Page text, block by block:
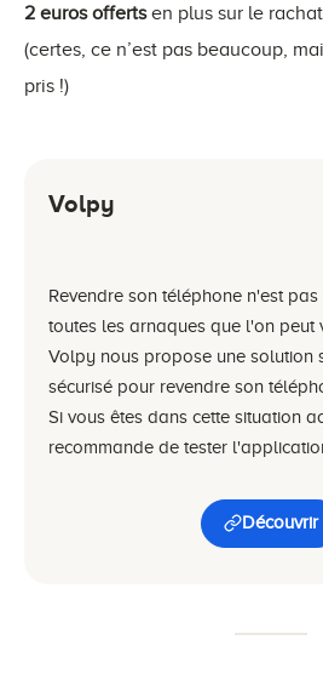
2 euros offertsen plus sur le
(certes, ce n’est pas beaucoup,
pris !)
Volpy
Revendre son téléphone n'est
toutes les arnaques que l'on peut
Volpy nous propose une solution
sécurisé pour revendre son
Si vous êtes dans cette situation
recommande de tester
Découvrir